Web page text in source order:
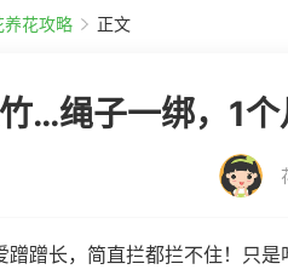
养花攻略 正文
…绳子一绑，1个
蹭蹭长，简直拦都拦不住！只